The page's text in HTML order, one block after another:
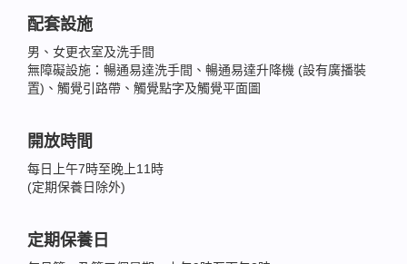
配套設施
男、女更衣室及洗手間
無障礙設施：暢通易達洗手間、暢通易達升降機 (設有廣播裝
置)、觸覺引路帶、觸覺點字及觸覺平面圖
開放時間
每日上午7時至晚上11時
(定期保養日除外)
定期保養日